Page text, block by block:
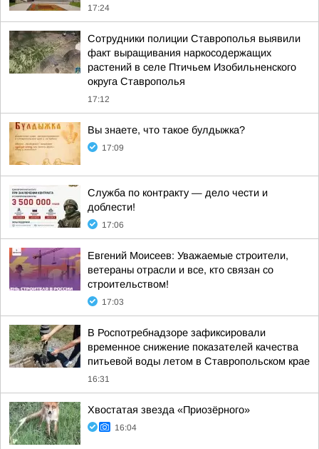
17:24
Сотрудники полиции Ставрополья выявили
факт выращивания наркосодержащих
растений в селе Птичьем Изобильненского
округа Ставрополья
17:12
Вы знаете, что такое булдыжка?
17:09
Служба по контракту — дело чести и
доблести!
17:06
Евгений Моисеев: Уважаемые строители,
ветераны отрасли и все, кто связан со
строительством!
17:03
В Роспотребнадзоре зафиксировали
временное снижение показателей качества
питьевой воды летом в Ставропольском крае
16:31
Хвостатая звезда «Приозёрного»
16:04